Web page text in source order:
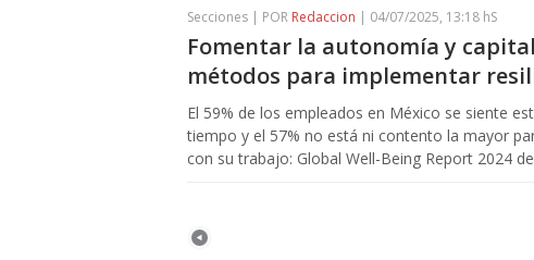
Secciones | POR Redaccion | 04/07/2025, 13:18 hS
Fomentar la autonomía y
métodos para implementar
El 59% de los empleados en México se siente
tiempo y el 57% no está ni contento la mayor
con su trabajo: Global Well-Being Report 2024